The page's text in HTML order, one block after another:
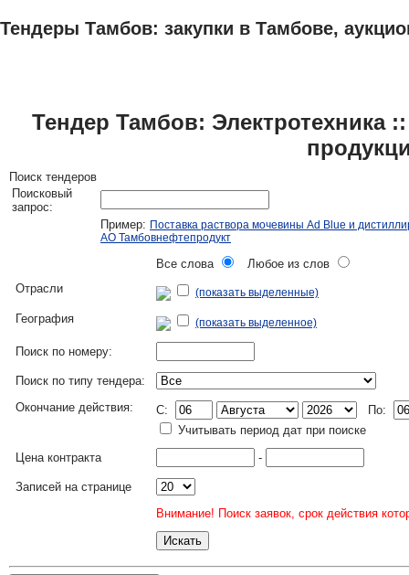
Тендеры Тамбов: закупки в Тамбове,
Тендер Тамбов: Электротехника
Поиск тендеров
Поисковый
запрос:
Пример: Поставка раствора мочевины Ad Blue и
АО Тамбовнефтепродукт
Все слова
Любое из слов
Отрасли
(показать выделенные)
География (показать выделенное)
Поиск по номеру:
Поиск по типу тендера:
Окончание действия:
C:
По:
Учитывать период дат при поиске
Цена контракта
-
Записей на странице
Внимание! Поиск заявок, срок действия